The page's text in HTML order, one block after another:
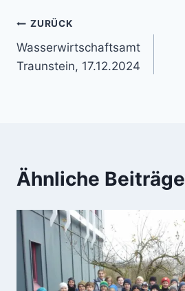
Beitragsnavigation
ZURÜCK
Wasserwirtschaftsamt
Traunstein, 17.12.2024
Ähnliche Beiträge